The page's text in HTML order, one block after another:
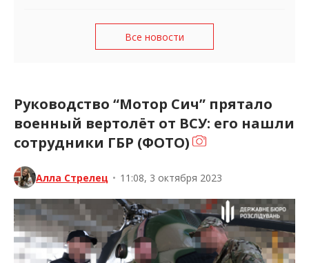
Все новости
Руководство “Мотор Сич” прятало
военный вертолёт от ВСУ: его нашли
сотрудники ГБР (ФОТО)
Алла Стрелец • 11:08, 3 октября 2023